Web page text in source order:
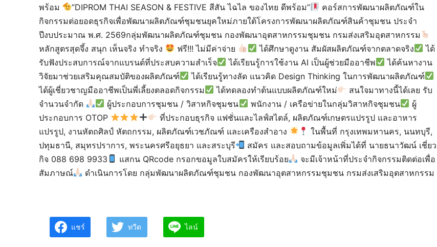
พร้อม
”DIPROM THAI SEASON & FESTIVE สีสัน ไฉไล ของไทย ดีพร้อม”
คอร์สการพัฒนาผลิตภัณฑ์ใน
กิจกรรมต่อยอดธุรกิจเพื่อพัฒนาผลิตภัณฑ์ชุมชนยุคใหม่ภายใต้โครงการพัฒนาผลิตภัณฑ์สินค้าชุมชน ประจำ
ปีงบประมาณ พ.ศ. 2569กลุ่มพัฒนาผลิตภัณฑ์ชุมชน กองพัฒนาอุตสาหกรรมชุมชน กรมส่งเสริมอุตสาหกรรม
หลักสูตรสุดจึ้ง สนุก เห็นจริง ทำจริง
ฟรี!!! ไม่มีค่าจ่าย ได้ศึกษาดูงาน สัมผัสผลิตภัณฑ์จากตลาดจริง
ได้
รับฟังประสบการณ์จากแบรนด์ที่ประสบความสำเร็จ
ได้เรียนรู้การใช้งาน AI เป็นผู้ช่วยมืออาชีพ
ได้ค้นหางาน
วิจัยมาช่วยเสริมคุณสมบัติของผลิตภัณฑ์
ได้เรียนรู้ทางลัด แนวคิด Design Thinking ในการพัฒนาผลิตภัณฑ์
ได้ผู้เชี่ยวชาญมืออาชีพเป็นพี่เลี้ยงตลอดกิจกรรม
ได้ทดลองทำต้นแบบผลิตภัณฑ์ใหม่
สนใจมาทางนี้ได้เลย รับ
จำนวนจำกัด
ผู้ประกอบการชุมชน / วิสาหกิจชุมชน พนักงาน / เครือข่ายในกลุ่มวิสาหกิจชุมชน
ผู้
ประกอบการ OTOP
ที่ประกอบธุรกิจ แฟชั่นและไลฟ์สไตล์, ผลิตภัณฑ์เกษตรแปรรูป และอาหาร
แปรรูป, งานหัตถศิลป์ หัตถกรรม, ผลิตภัณฑ์เวชภัณฑ์ และเครืองสำอาง
ในพื้นที่ กรุงเทพมหานคร, นนทบุรี,
ปทุมธานี, สมุทรปราการ, พระนครศรีอยุธยา และสระบุรี
สมัคร และสอบถามข้อมูลเพิ่มได้ที่ นายธนาวัฒน์ เชี่ยว
กิจ 088 698 9933
แสกน QRcode กรอกขอมูลใบสมัครให้เรียบร้อย
จะมีเจ้าหน้าที่ประจำกิจกรรมติดต่อเพื่อ
สัมภาษณ์
ดำเนินการโดย กลุ่มพัฒนาผลิตภัณฑ์ชุมชน กองพัฒนาอุตสาหกรรมชุมชน กรมส่งเสริมอุตสาหกรรม
แชร์ ทวีต ไลน์